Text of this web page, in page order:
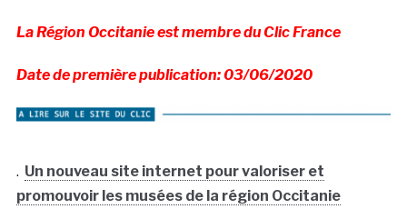
La Région Occitanie est membre du Clic France
Date de première publication: 03/06/2020
. Un nouveau site internet pour valoriser et
promouvoir les musées de la région Occitanie